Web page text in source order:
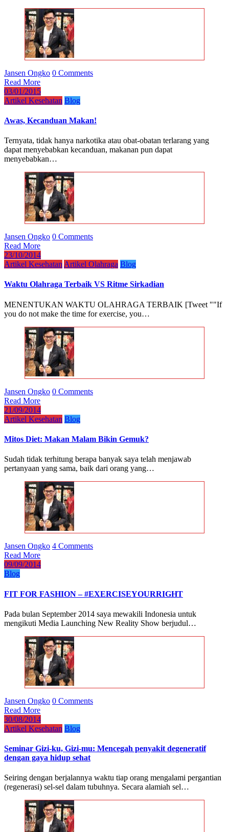
Jansen Ongko 0 Comments
Read More
03/01/2015
Artikel Kesehatan Blog
Awas, Kecanduan Makan!
Ternyata, tidak hanya narkotika atau obat-obatan terlarang yang
dapat menyebabkan kecanduan, makanan pun dapat
menyebabkan…
Jansen Ongko 0 Comments
Read More
23/10/2014
Artikel Kesehatan Artikel Olahraga Blog
Waktu Olahraga Terbaik VS Ritme Sirkadian
MENENTUKAN WAKTU OLAHRAGA TERBAIK [Tweet ""If
you do not make the time for exercise, you…
Jansen Ongko 0 Comments
Read More
21/09/2014
Artikel Kesehatan Blog
Mitos Diet: Makan Malam Bikin Gemuk?
Sudah tidak terhitung berapa banyak saya telah menjawab
pertanyaan yang sama, baik dari orang yang…
Jansen Ongko 4 Comments
Read More
09/09/2014
Blog
FIT FOR FASHION – #EXERCISEYOURRIGHT
Pada bulan September 2014 saya mewakili Indonesia untuk
mengikuti Media Launching New Reality Show berjudul…
Jansen Ongko 0 Comments
Read More
30/08/2014
Artikel Kesehatan Blog
Seminar Gizi-ku, Gizi-mu: Mencegah penyakit degeneratif
dengan gaya hidup sehat
Seiring dengan berjalannya waktu tiap orang mengalami pergantian
(regenerasi) sel-sel dalam tubuhnya. Secara alamiah sel…